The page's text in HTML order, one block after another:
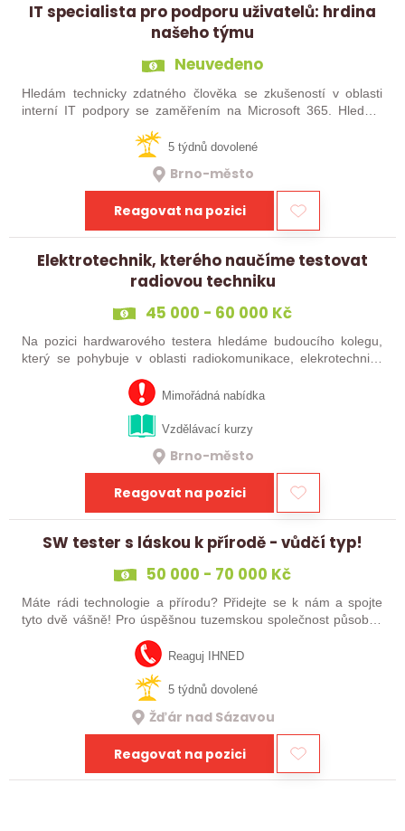
IT specialista pro podporu uživatelů: hrdina
našeho týmu
Neuvedeno
Hledám technicky zdatného člověka se zkušeností v oblasti
interní IT podpory se zaměřením na Microsoft 365. Hledám
někoho, kdo bude oporou kolegům napříč firmou. Budete se
podílet se na správě a…
5 týdnů dovolené
Brno-město
Reagovat na pozici
Elektrotechnik, kterého naučíme testovat
radiovou techniku
45 000 - 60 000 Kč
Na pozici hardwarového testera hledáme budoucího kolegu,
který se pohybuje v oblasti radiokomunikace, elekrotechniky
nebo telekomunikace a rád by získal paxi s testováním a
propojováním softwaru s…Mimořádná nabídka
Vzdělávací kurzy
Brno-město
Reagovat na pozici
SW tester s láskou k přírodě - vůdčí typ!
50 000 - 70 000 Kč
Máte rádi technologie a přírodu? Přidejte se k nám a spojte
tyto dvě vášně! Pro úspěšnou tuzemskou společnost působící
ELEKTROTECHNICKÝCH ZAŘÍZENÍ se hledá…
Reaguj IHNED
5 týdnů dovolené
Žďár nad Sázavou
Reagovat na pozici